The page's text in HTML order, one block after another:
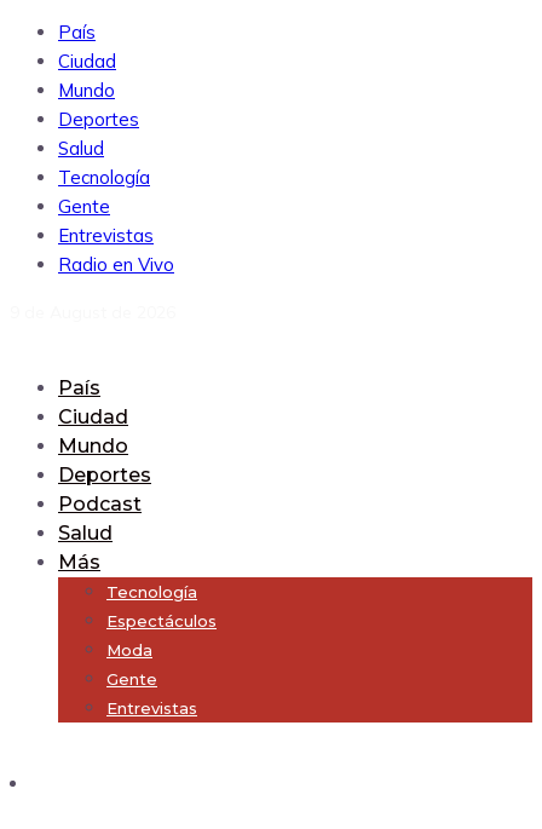
País
Ciudad
Mundo
Deportes
Salud
Tecnología
Gente
Entrevistas
Radio en Vivo
País
Ciudad
Mundo
Deportes
Podcast
Salud
Más
Tecnología
Espectáculos
Moda
Gente
Entrevistas